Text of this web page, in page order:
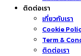
ติดต่อเรา
เกี่ยวกับเรา
Cookie
Term &
ติดต่อเรา